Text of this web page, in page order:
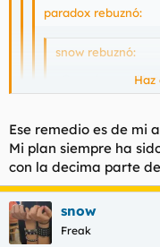
paradox rebuznó:
snow rebuznó:
¿Que planes
Beber hasta morir.
PD: Si el sabado
me gusta tu estilo.
Representa usted a la
Haz
Ese remedio es de mi
Mi plan siempre ha
con la decima parte
snow
Freak